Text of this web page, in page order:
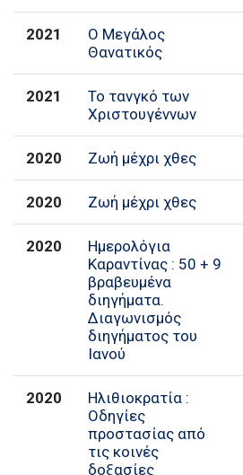
2021
Ο Μεγάλος
Θανατικός
2021
Το τανγκό των
Χριστουγέννων
2020 Ζωή μέχρι χθες
2020 Ζωή μέχρι χθες
2020
Ημερολόγια
Καραντίνας : 50 + 9
βραβευμένα
διηγήματα.
Διαγωνισμός
διηγήματος του
Ιανού
2020
Ηλιθιοκρατία :
Οδηγίες
προστασίας από
τις κοινές
δοξασίες